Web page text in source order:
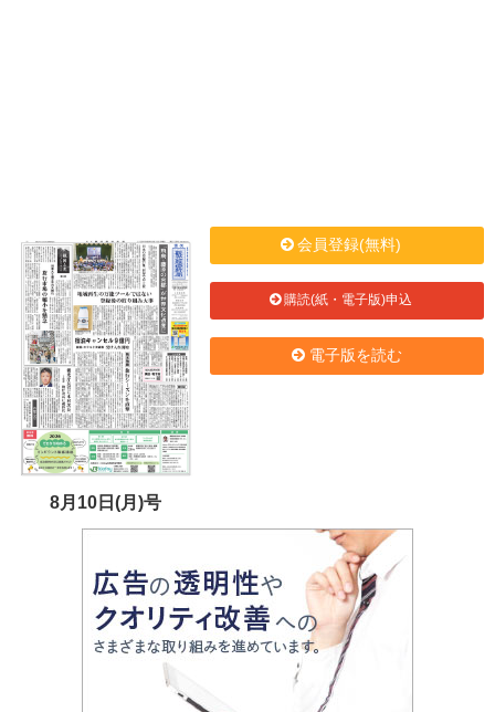
8月10日(月)号
会員登録(無料)
購読(紙・電子版)申込
電子版を読む